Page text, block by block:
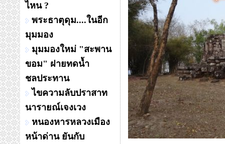
ไหน ?
พระธาตุดุม....ในอีก
มุมมอง
มุมมองใหม่ "สะพาน
ขอม" ฝายทดน้ำ
ชลประทาน
ไขความลับปราสาท
นารายณ์เจงเวง
หนองหารหลวงเมือง
หน้าด่าน ยันกับ